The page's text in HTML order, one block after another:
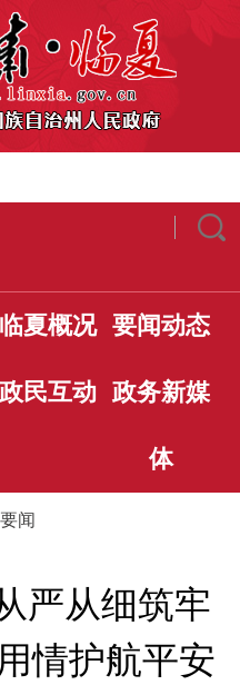
临夏概况 要闻动态
政民互动 政务新媒
体
闻
严从细筑牢
情护航平安